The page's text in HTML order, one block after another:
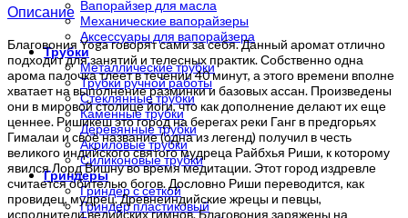
Вапорайзер для масла
Механические вапорайзеры
Аксессуары для вапорайзера
Трубки
Металлические трубки
Трубки ручной работы
Стеклянные трубки
Каменные трубки
Деревянные трубки
Акриловые трубки
Силиконовые трубки
Гриндеры
Гриндер с сеткой
Гриндер пластиковый
Описание
Благовония Yoga говорят сами за себя. Данный аромат отлично
подходит для занятий и телесных практик. Собственно одна
арома палочка тлеет в течении 40 минут, а этого времени вполне
хватает на выполнение разминки и базовых ассан. Произведены
они в мировой столице йоги, что как дополнение делают их еще
ценнее. Ришикеш это город на берегах реки Ганг в предгорьях
Гималаи и своё название (одна из легенд) получил в честь
великого индийского святого мудреца Райбхья Риши, к которому
явился Лорд Вишну во время медитации. Этот город издревле
считается обителью богов. Дословно Риши переводится, как
провидец, мудрец. Древнеиндийские жрецы и певцы,
исполнители ведийских гимнов. Благовония заряжены на